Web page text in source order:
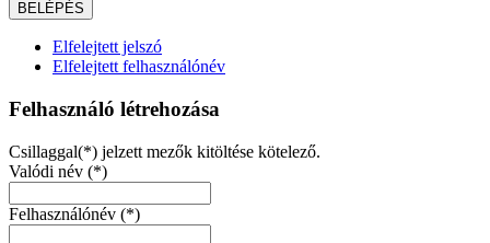
Elfelejtett jelszó
Elfelejtett felhasználónév
Felhasználó létrehozása
Csillaggal(*) jelzett mezők kitöltése kötelező.
Valódi név (*)
Felhasználónév (*)